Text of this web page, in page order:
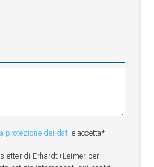
protezione dei datie accetta*
di Erhardt+Leimer per